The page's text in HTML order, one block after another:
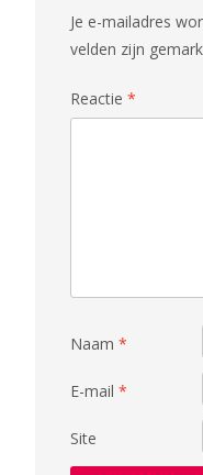
Je e-mailadres
velden zijn
Reactie *
Naam *
E-mail *
Site